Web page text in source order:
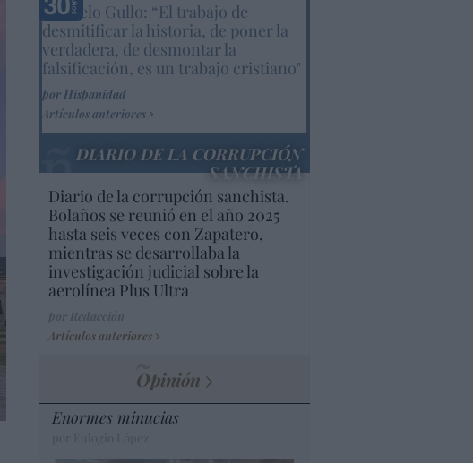
Marcelo Gullo: “El trabajo de
desmitificar la historia, de poner la
verdadera, de desmontar la
falsificación, es un trabajo cristiano"
por Hispanidad
Artículos anteriores
DIARIO DE LA CORRUPCIÓN
SANCHISTA
Diario de la corrupción sanchista.
Bolaños se reunió en el año 2025
hasta seis veces con Zapatero,
mientras se desarrollaba la
investigación judicial sobre la
aerolínea Plus Ultra
Artículos anteriores
Opinión
Enormes minucias